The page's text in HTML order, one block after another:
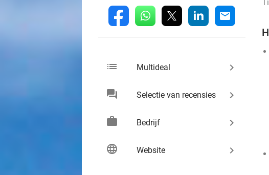
fb whatsapp linkedin mail
list Multideal keyboard_arrow_right
chat Selectie van recensies keyboard_arrow_right
work Bedrijf keyboard_arrow_right
language Website keyboard_arrow_right